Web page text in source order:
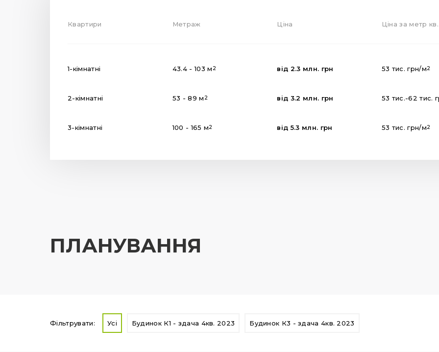
Квартири Метраж Ціна Ціна за метр
1-кімнатні 43.4 - 103 м2 від 2.3 млн. грн 53 тис.грн/м2
2-кімнатні 53 - 89 м2 від 3.2 млн. грн 53 тис.-62тис.
3-кімнатні 100 - 165 м2 від5.3 млн. грн 53 тис.грн/м2
ПЛАНУВАННЯ
Фільтрувати: Усі Будинок К1 - здача 4кв. 2023 Будинок К3 - здача 4кв. 2023